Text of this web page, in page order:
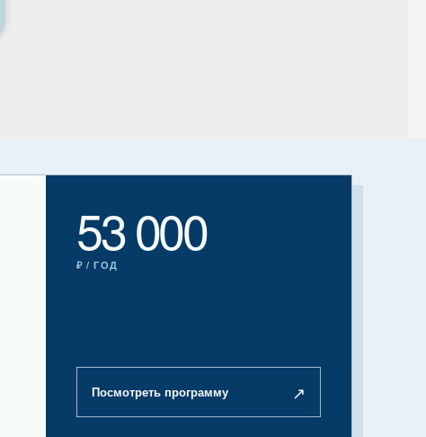
53 000
₽ / ГОД
Посмотреть программу ↗